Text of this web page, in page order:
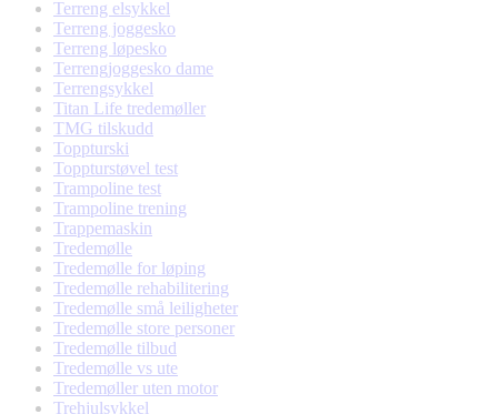
Terreng elsykkel
Terreng joggesko
Terreng løpesko
Terrengjoggesko dame
Terrengsykkel
Titan Life tredemøller
TMG tilskudd
Toppturski
Toppturstøvel test
Trampoline test
Trampoline trening
Trappemaskin
Tredemølle
Tredemølle for løping
Tredemølle rehabilitering
Tredemølle små leiligheter
Tredemølle store personer
Tredemølle tilbud
Tredemølle vs ute
Tredemøller uten motor
Trehjulsykkel